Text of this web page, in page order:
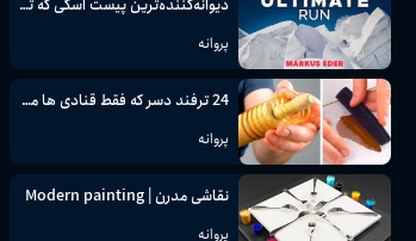
دیوانه‌کننده‌ترین پیست اسکی که تا به حال تصور کرده‌اید
پروانه
24 ترفند دسر که فقط قنادی ها می دانند
پروانه
نقاشی مدرن | Modern painting
پروانه